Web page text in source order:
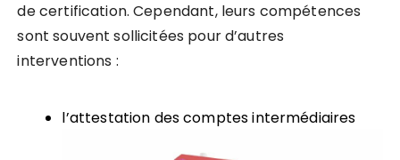
de certification. Cependant, leurs compétences
sont souvent sollicitées pour d’autres
interventions :
l’attestation des comptes intermédiaires